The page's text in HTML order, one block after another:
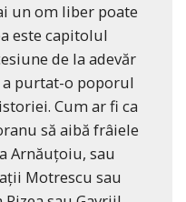
un om liber poate
este capitolul
de la adevăr
purtat-o poporul
Cum ar fi ca
să aibă frâiele
Arnăuțoiu, sau
Motrescu sau